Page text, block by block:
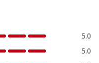
5.0
5.0